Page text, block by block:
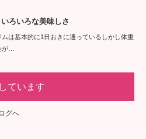
ろいろな美味しさ
ムは基本的に1日おきに通っているしかし体重
が…
ています